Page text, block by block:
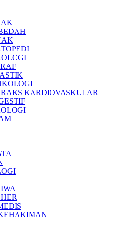
KARDIOVASKULAR